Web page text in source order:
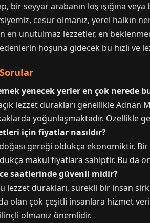
bir seyyar arabanın loş ışığına
cesur olmanız, yerel halkın
en unutulmaz lezzetler, en
hoşuna gidecek bu hızlı ve
yenecek yerler en çok nerede
lezzet durakları genellikle
yoğunlaşmaktadır. Özellikle
için fiyatlar nasıldır?
gereği oldukça ekonomiktir.
makul fiyatlara sahiptir. Bu da
saatlerinde güvenli midir?
lezzet durakları, sürekli bir insan
olan çok çeşitli insanlara hizmet
olmanız önemlidir.